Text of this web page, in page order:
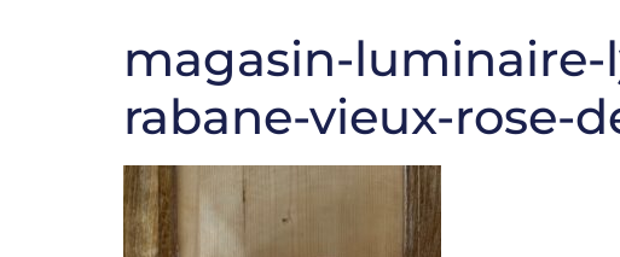
magasin-
rabane-vieux-rose-